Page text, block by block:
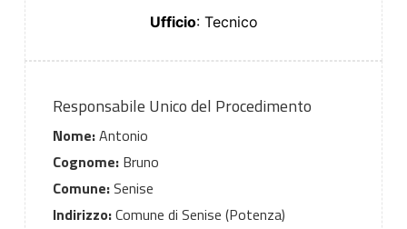
Ufficio: Tecnico
Responsabile Unico del Procedimento
Nome:Antonio
Cognome:Bruno
Comune:Senise
Indirizzo:Comune di Senise (Potenza)